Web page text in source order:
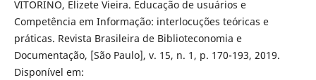
VITORINO, Elizete Vieira. Educação de usuários e
Competência em Informação: interlocuções teóricas e
práticas. Revista Brasileira de Biblioteconomia e
Documentação, [São Paulo], v. 15, n. 1, p. 170-193, 2019.
Disponível em: